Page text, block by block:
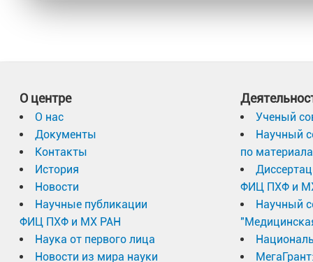
О центре
О нас
Документы
Контакты
История
Новости
Научные публикации
ФИЦ ПХФ и МХ РАН
Наука от первого лица
Новости из мира науки
Ученый
Научный
по
ФИЦ ПХФ и
Научный